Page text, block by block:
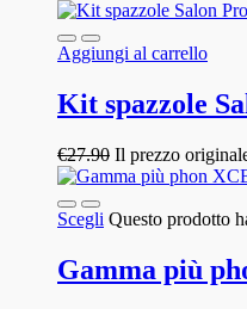
Aggiungi al carrello
Kit spazzole
€27.90 Il prezzo
Scegli Questo prodotto
Gamma più